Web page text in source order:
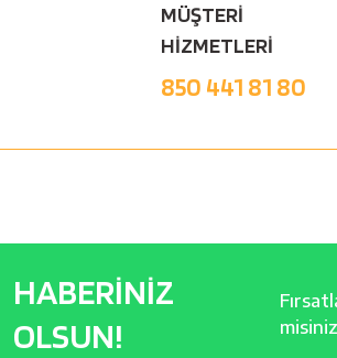
MÜŞTERİ
HİZMETLERİ
850 441 81 80
HABERİNİZ
OLSUN!